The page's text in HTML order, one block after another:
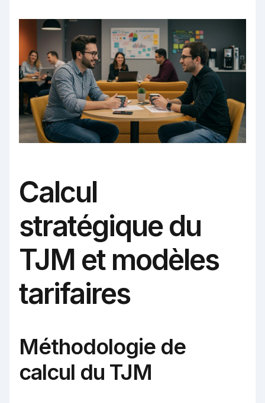
Calcul
stratégique du
TJM et modèles
tarifaires
Méthodologie de
calcul du TJM